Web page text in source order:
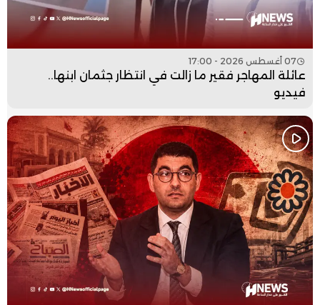
07 أغسطس 2026 - 17:00
عائلة المهاجر فقير ما زالت في انتظار جثمان ابنها..
فيديو